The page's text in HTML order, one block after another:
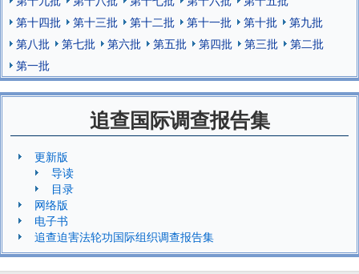
第十四批
第十三批 第十二批 第十一批 第十批
第九批
第八批
第七批 第六批 第五批 第四批 第三批
第二批
第一批
追查国际调查报告集
更新版
导读
目录
网络版
电子书
追查迫害法轮功国际组织调查报告集